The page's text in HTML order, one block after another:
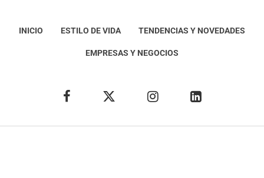
INICIO ESTILO DE VIDA TENDENCIAS Y NOVEDADES
EMPRESAS Y NEGOCIOS